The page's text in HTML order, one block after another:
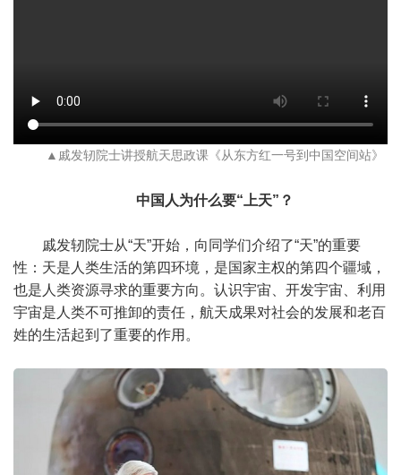
▲戚发轫院士讲授航天思政课《从东方红一号到中国空间站》
中国人为什么要“上天”？
戚发轫院士从“天”开始，向同学们介绍了“天”的重要
性：天是人类生活的第四环境，是国家主权的第四个疆域，
也是人类资源寻求的重要方向。认识宇宙、开发宇宙、利用
宇宙是人类不可推卸的责任，航天成果对社会的发展和老百
姓的生活起到了重要的作用。